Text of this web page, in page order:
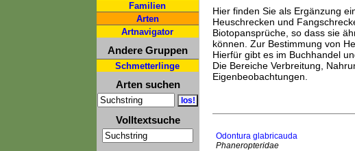
Familien
Arten
Artnavigator
Andere Gruppen
Schmetterlinge
Arten suchen
Volltextsuche
Hier finden Sie als Ergänzung
Heuschrecken und
Biotopansprüche, so dass sie
können. Zur Bestimmung von
Hierfür gibt es im Buchhandel
Die Bereiche Verbreitung,
Eigenbeobachtungen.
Odontura glabricauda
Phaneropteridae